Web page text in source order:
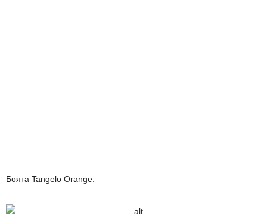
Боята Tangelo Orange.